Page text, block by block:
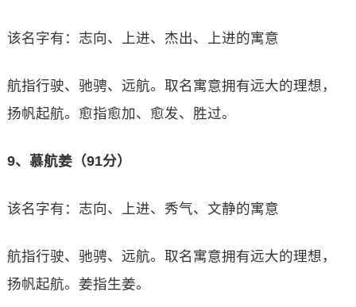
该名字有：志向、上进、杰出、上进的寓意
航指行驶、驰骋、远航。取名寓意拥有远大的理想，
扬帆起航。愈指愈加、愈发、胜过。
9、慕航姜（91分）
该名字有：志向、上进、秀气、文静的寓意
航指行驶、驰骋、远航。取名寓意拥有远大的理想，
扬帆起航。姜指生姜。